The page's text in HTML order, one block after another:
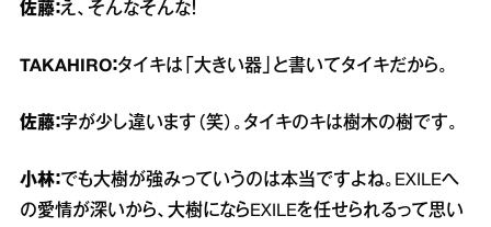
佐藤：え、そんなそんな！
TAKAHIRO：タイキは「大きい器」と書いてタイキだから。
佐藤：字が少し違います（笑）。タイキのキは樹木の樹です。
小林：でも大樹が強みっていうのは本当ですよね。EXILEへ
の愛情が深いから、大樹にならEXILEを任せられるって思い